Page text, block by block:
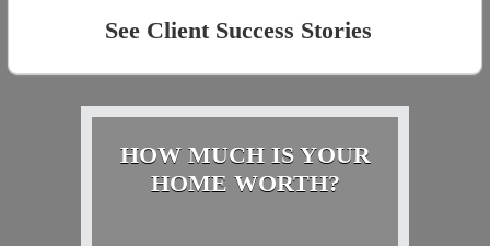
See Client Success Stories
HOW MUCH IS YOUR
HOME WORTH?